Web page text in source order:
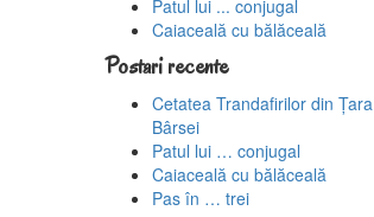
Patul lui ... conjugal
Caiaceală cu bălăceală
Postari recente
Cetatea Trandafirilor din Țara
Bârsei
Patul lui … conjugal
Caiaceală cu bălăceală
Pas în … trei